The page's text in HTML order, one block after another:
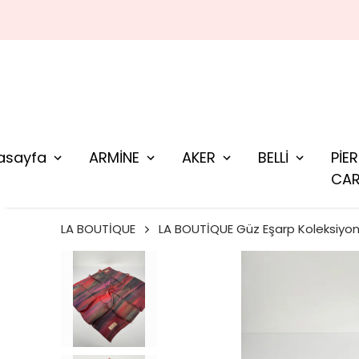
ARMİNE AKER BELLİ
LA BOUTİQUE LA BOUTİQUE Güz Eşarp